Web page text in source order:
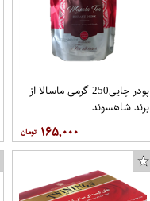
پودر چایی250 گرمی ماسالا از
برند شاهسوند
۱۶۵,۰۰۰